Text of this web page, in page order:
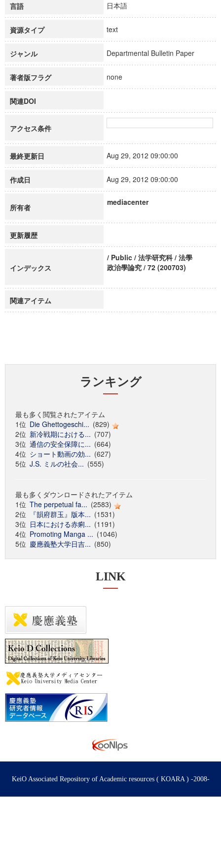
言語 日本語
資源タイプ text
ジャンル Departmental Bulletin Paper
著者版フラグ none
関連DOI
アクセス条件
最終更新日 Aug 29, 2012 09:00:00
作成日 Aug 29, 2012 09:00:00
所有者
mediacenter
更新履歴
インデックス
/ Public / 法学研究科 / 法學
政治學論究 / 72 (200703)
関連アイテム
ランキング
最も多く閲覧されたアイテム
1位 Die Ghettogeschi... (829)
2位 新冷戦期における... (707)
3位 通信の安全保障に... (664)
4位 ショート動画の効... (627)
5位 J.S. ミルの社会... (555)
最も多くダウンロードされたアイテム
1位 The perpetual fa... (2583)
2位
『韻府群玉』版本... (1531)
3位 日本における赤痢... (1191)
4位 Promoting Manga ... (1046)
5位 慶應義塾大学日吉... (850)
LINK
KeiO Associated Repository of Academic resources ( KOARA ) -2008-